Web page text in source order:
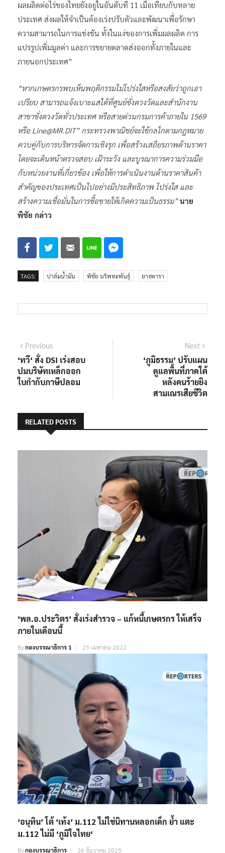
ผลผลิตต่อไร่ของไทยยังอยู่ในอันดับที่ 11 เมื่อเทียบกับหลาย
ประเทศ ส่งผลให้จำเป็นต้องเร่งปรับตัวและพัฒนาเพื่อรักษา
ความสามารถในการแข่งขัน ทั้งในแง่ของการเพิ่มผลผลิต การ
แปรรูปเพิ่มมูลค่า และการขยายตลาดส่งออกทั้งภายในและ
ภายนอกประเทศ”
“หากเกษตรกรพบเห็นพฤติกรรมไม่โปร่งใสหรือสงสัยว่าถูกเอา
เปรียบ สามารถแจ้งเบาะแสได้ที่ศูนย์ชั่งตวงวัดและสำนักงาน
สาขาชั่งตวงวัดทั่วประเทศ หรือสายด่วนกรมการค้าภายใน 1569
หรือ Line@MR.DIT” กระทรวงพาณิชย์จะใช้กลไกตามกฎหมาย
ควบคู่กับการบริหารจัดการเชิงรุก เพื่อสร้างเสถียรภาพด้านราคา
โดยจะเดินหน้าตรวจสอบ เฝ้าระวัง และบูรณาการความร่วมมือ
กับหน่วยงานที่เกี่ยวข้อง เพื่อให้การดำเนินงานด้านราคาสินค้า
สำคัญของประเทศเป็นไปอย่างมีประสิทธิภาพ โปร่งใส และ
สร้างความเชื่อมั่นในการซื้อขายให้เกิดความเป็นธรรม” นาย
พิชัย กล่าว
TAGS: ปาล์มน้ำมัน พิชัย นริพทะพันธุ์ ยางพารา
แนะแนว
เรื่อง
PreviousPrevious
post:
‘ทวี‘ สั่ง DSI เร่งสอบ
ปมบริษัทเหล็กออก
ใบกำกับภาษีปลอม
Next
post:
‘ภูมิธรรม’ ปรับแผน
ดูแลพื้นที่ภาคใต้
หลังคนร้ายยิง
สามเณรเสียชีวิต
RELATED POSTS
‘พล.อ.ประวิตร’ สั่งเร่งสำรวจ – แก้หนี้เกษตรกร ให้เสร็จ
ภายในเดือนนี้
Byกองบรรณาธิการ 1 25 เมษายน 2022
‘อนุทิน’ โต้ ‘เท้ง’ ม.112 ไม่ใช่นิทานหลอกเด็ก ย้ำ แตะ
ม.112 ไม่มี ‘ภูมิใจไทย‘
Byกองบรรณาธิการ 26 ธันวาคม 2025